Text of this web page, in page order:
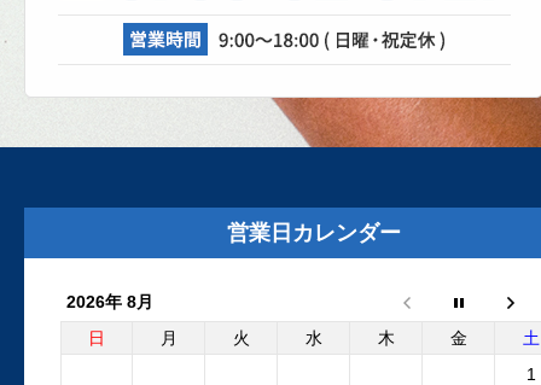
が活躍しています。リフト、各エアツー
ル、溶接機、診断機etc....
2025.8.29
外装リニューアルしました
た。グレーの建物と新しいロゴマークの看
板が目印です。Google...
フリーランダー2 電動ファンコ
ントロールユニット 純正品と
営業日カレンダー
2026年 8月
日
月 火 水 木 金
土
1